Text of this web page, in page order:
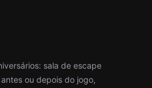
sala de escape
ou depois do jogo,